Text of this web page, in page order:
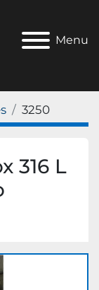
Menu
3250
316 L